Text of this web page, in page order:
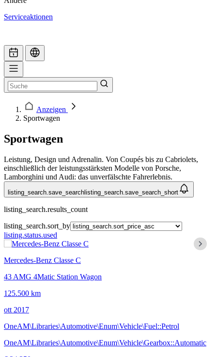
Serviceaktionen
Anzeigen
Sportwagen
Sportwagen
Leistung, Design und Adrenalin. Von Coupés bis zu Cabriolets,
einschließlich der leistungsstärksten Modelle von Porsche,
Lamborghini und Audi: das unverfälschte Fahrerlebnis.
listing_search.save_searchlisting_search.save_search_short
listing_search.results_count
listing_search.sort_by
listing.status.used
Mercedes-Benz Classe C
43 AMG 4Matic Station Wagon
125.500 km
ott 2017
OneAM\Libraries\Automotive\Enum\Vehicle\Fuel::Petrol
OneAM\Libraries\Automotive\Enum\Vehicle\Gearbox::Automatic